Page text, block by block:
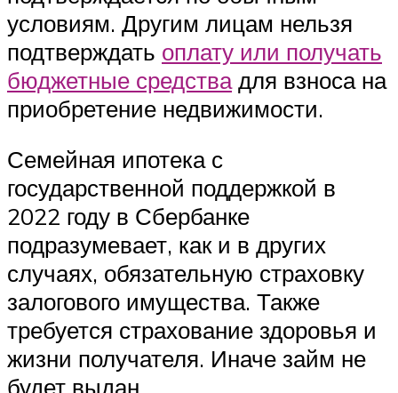
условиям. Другим лицам нельзя
подтверждать оплату или получать
бюджетные средствадля взноса на
приобретение недвижимости.
Семейная ипотека с
государственной поддержкой в
2022 году в Сбербанке
подразумевает, как и в других
случаях, обязательную страховку
залогового имущества. Также
требуется страхование здоровья и
жизни получателя. Иначе займ не
будет выдан.